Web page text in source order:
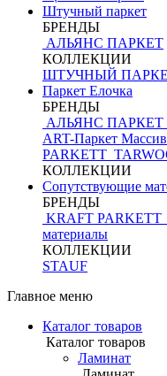
Штучный паркет
БРЕНДЫ
АЛЬЯНС ПАРКЕТ
КОЛЛЕКЦИИ
ШТУЧНЫЙ
Паркет Елочка
БРЕНДЫ
АЛЬЯНС ПАРКЕТ
ART-Паркет
PARKETT
КОЛЛЕКЦИИ
Сопутствующие
БРЕНДЫ
KRAFT PARKETT
материалы
КОЛЛЕКЦИИ
STAUF
Главное меню
Каталог товаров
Каталог товаров
Ламинат